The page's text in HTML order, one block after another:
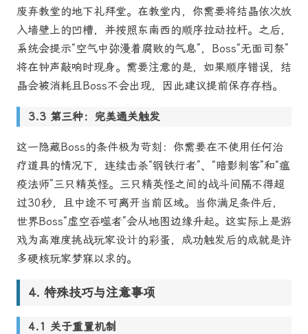
废弃教堂的地下礼拜堂。在教堂内，你需要将结晶依次放
入墙壁上的凹槽，并按照东南西的顺序拉动拉杆。之后，
系统会提示“空气中弥漫着腐败的气息”，Boss“无面司祭”
将在钟声敲响时现身。需要注意的是，如果顺序错误，结
晶会被消耗且Boss不会出现，因此建议提前保存存档。
第三种：完美通关触发
这一隐藏Boss的条件极为苛刻：你需要在不使用任何治
疗道具的情况下，连续击杀“钢铁行者”、“暗影刺客”和“瘟
疫法师”三只精英怪。三只精英怪之间的战斗间隔不得超
过30秒，且中途不可离开当前区域。当你满足条件后，
世界Boss“虚空吞噬者”会从地图边缘升起。这实际上是游
戏为高难度挑战玩家设计的彩蛋，成功触发后的成就是许
多硬核玩家梦寐以求的。
特殊技巧与注意事项
关于重置机制